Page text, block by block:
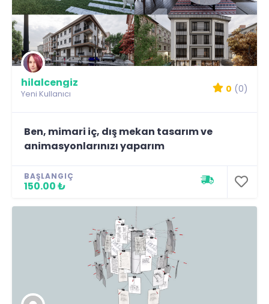
hilalcengiz
Yeni Kullanıcı 0 (0)
Ben, mimari iç, dış mekan tasarım ve
animasyonlarınızı yaparım
BAŞLANGIÇ
150.00 ₺